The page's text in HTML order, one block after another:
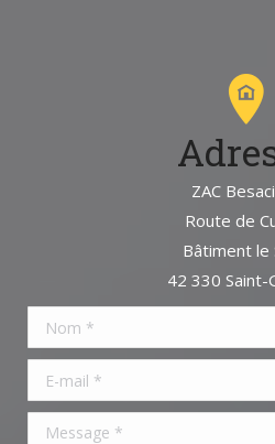
ZAC
Route de
Bâtiment le
42 330 Saint-
Nom *
E-mail *
Message *